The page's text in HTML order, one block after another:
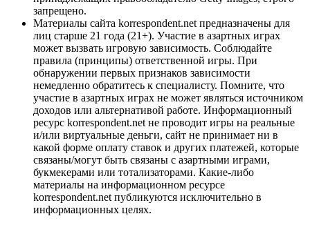
запрещено.
Материалы сайта korrespondent.net предназначены для
лиц старше 21 года (21+). Участие в азартных играх
может вызвать игровую зависимость. Соблюдайте
правила (принципы) ответственной игры. При
обнаружении первых признаков зависимости
немедленно обратитесь к специалисту. Помните, что
участие в азартных играх не может являться источником
доходов или альтернативой работе. Информационный
ресурс korrespondent.net не проводит игры на реальные
и/или виртуальные деньги, сайт не принимает ни в
какой форме оплату ставок и других платежей, которые
связаны/могут быть связаны с азартными играми,
букмекерами или тотализаторами. Какие-либо
материалы на информационном ресурсе
korrespondent.net публикуются исключительно в
информационных целях.